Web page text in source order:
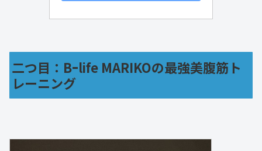
二つ目：Bｰlife MARIKOの最強美腹筋ト
レーニング